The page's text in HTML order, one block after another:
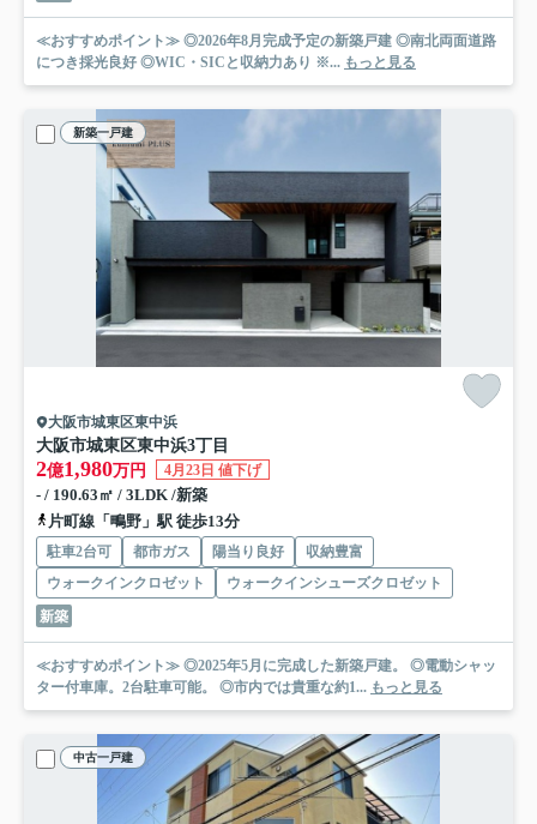
≪おすすめポイント≫ ◎2026年8月完成予定の新築戸建 ◎南北両面道路
につき採光良好 ◎WIC・SICと収納力あり ※... もっと見る
新築一戸建
大阪市城東区東中浜
大阪市城東区東中浜3丁目
2億1,980万円 4月23日 値下げ
- / 190.63㎡ / 3LDK /新築
片町線「鴫野」駅 徒歩13分
駐車2台可 都市ガス 陽当り良好
収納豊富
ウォークインクロゼット
ウォークインシューズクロゼット
新築
≪おすすめポイント≫ ◎2025年5月に完成した新築戸建。 ◎電動シャッ
ター付車庫。2台駐車可能。 ◎市内では貴重な約1... もっと見る
中古一戸建